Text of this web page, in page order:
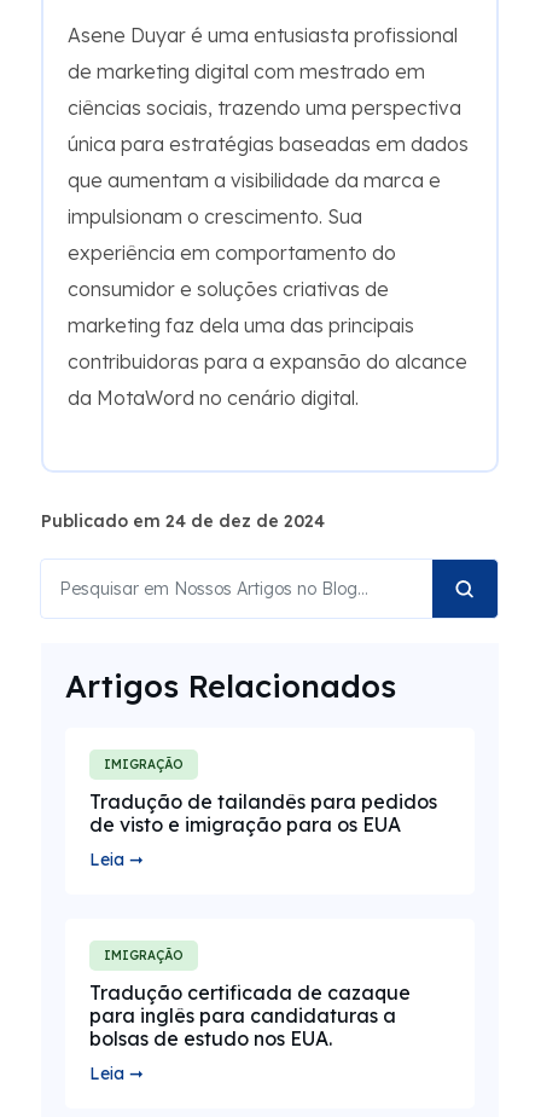
Asene Duyar é uma entusiasta profissional
de marketing digital com mestrado em
ciências sociais, trazendo uma perspectiva
única para estratégias baseadas em dados
que aumentam a visibilidade da marca e
impulsionam o crescimento. Sua
experiência em comportamento do
consumidor e soluções criativas de
marketing faz dela uma das principais
contribuidoras para a expansão do alcance
da MotaWord no cenário digital.
Publicado em 24 de dez de 2024
Artigos Relacionados
IMIGRAÇÃO
Tradução de tailandês para pedidos
de visto e imigração para os EUA
Leia ➞
IMIGRAÇÃO
Tradução certificada de cazaque
para inglês para candidaturas a
bolsas de estudo nos EUA.
Leia ➞